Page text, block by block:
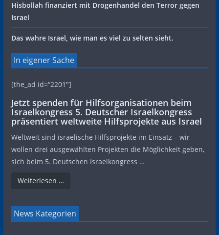
Hisbollah finanziert mit Drogenhandel den Terror gegen
Israel
Das wahre Israel, wie man es viel zu selten sieht.
In eigener Sache
[the_ad id=“2201″]
Jetzt spenden für Hilfsorganisationen beim
Israelkongress 5. Deutscher Israelkongress
präsentiert weltweite Hilfsprojekte aus Israel
Weltweit sind israelische Hilfsprojekte im Einsatz – wir
wollen drei ausgewählten Projekten die Möglichkeit geben,
sich beim 5. Deutschen Israelkongress …
Weiterlesen …
News Kategorien